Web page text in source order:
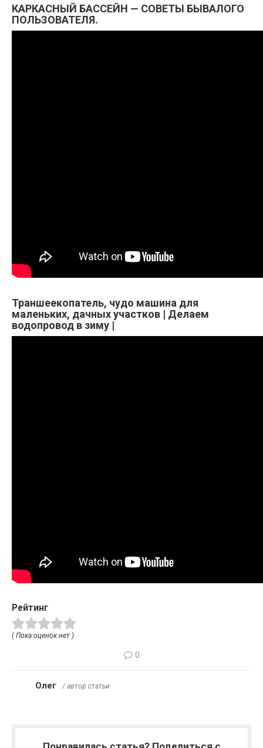
КАРКАСНЫЙ БАССЕЙН — СОВЕТЫ БЫВАЛОГО
ПОЛЬЗОВАТЕЛЯ.
Траншеекопатель, чудо машина для
маленьких, дачных участков | Делаем
водопровод в зиму |
Рейтинг
( Пока оценок нет )
0
Олег / автор статьи